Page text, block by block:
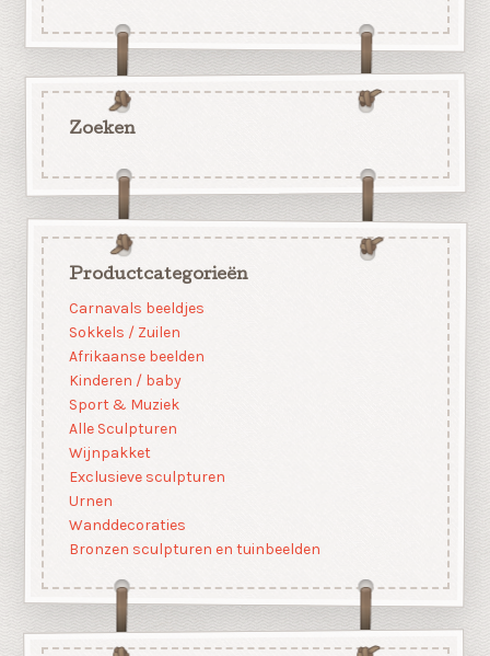
Zoeken
Productcategorieën
Carnavals beeldjes
Sokkels / Zuilen
Afrikaanse beelden
Kinderen / baby
Sport & Muziek
Alle Sculpturen
Wijnpakket
Exclusieve sculpturen
Urnen
Wanddecoraties
Bronzen sculpturen en tuinbeelden